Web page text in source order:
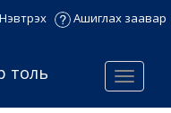
Нэвтрэх Ашиглах заавар
Menu
толь